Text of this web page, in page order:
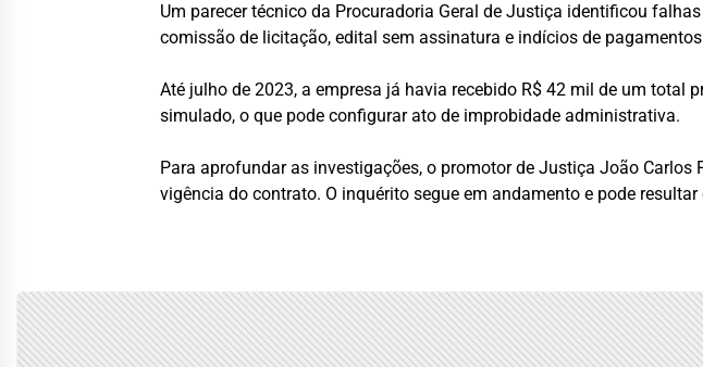
Um parecer técnico da Procuradoria Geral de Justiça identificou
comissão de licitação, edital sem assinatura e indícios de
Até julho de 2023, a empresa já havia recebido R$ 42 mil de um total
simulado, o que pode configurar ato de improbidade administrativa.
Para aprofundar as investigações, o promotor de Justiça João
vigência do contrato. O inquérito segue em andamento e pode